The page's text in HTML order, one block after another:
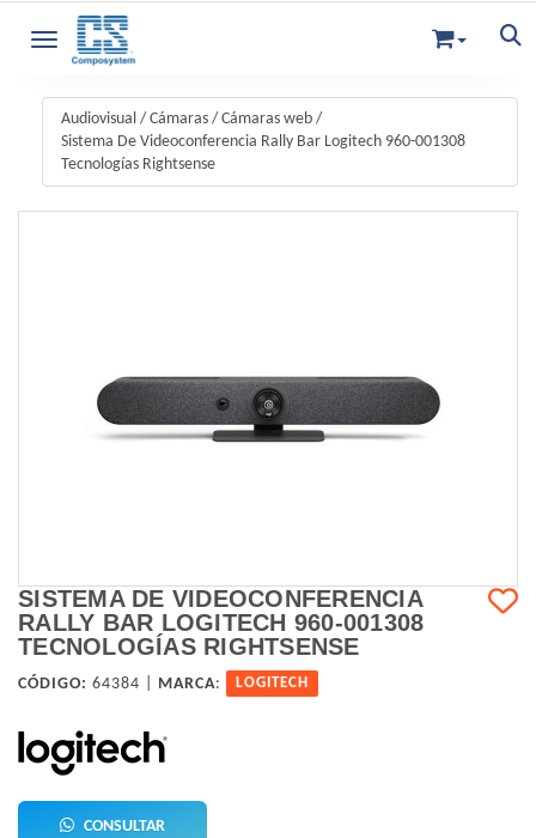
Toggle navigation
Audiovisual / Cámaras / Cámaras web /
Sistema De Videoconferencia Rally Bar Logitech 960-001308
Tecnologías Rightsense
SISTEMA DE VIDEOCONFERENCIA
RALLY BAR LOGITECH 960-001308
TECNOLOGÍAS RIGHTSENSE
CÓDIGO: 64384 | MARCA: LOGITECH
CONSULTAR